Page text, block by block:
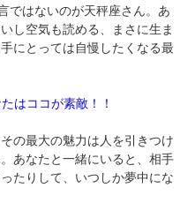
ではないのが天秤座さん。あ
し空気も読める、まさに生ま
にとっては自慢したくなる最
はココが素敵！！
の最大の魅力は人を引きつけ
あなたと一緒にいると、相手
たりして、いつしか夢中にな